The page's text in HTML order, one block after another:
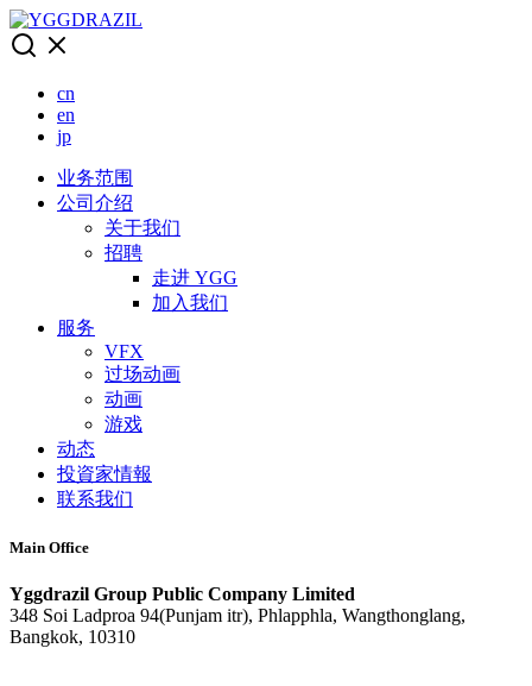
Skip
to
content
cn
en
jp
业务范围
公司介绍
关于我们
招聘
走进 YGG
加入我们
服务
VFX
过场动画
动画
游戏
动态
投資家情報
联系我们
Main Office
Yggdrazil Group Public Company Limited
348 Soi Ladproa 94(Punjam itr), Phlapphla, Wangthonglang,
Bangkok, 10310